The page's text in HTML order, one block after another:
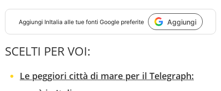
Aggiungi InItalia alle tue fonti Google preferite Aggiungi
SCELTI PER VOI:
Le peggiori città di mare per il Telegraph: